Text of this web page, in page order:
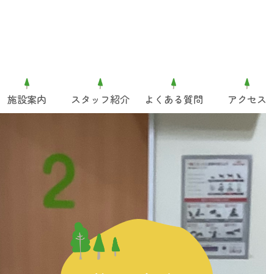
施設案内 スタッフ紹介 よくある質問 アクセス